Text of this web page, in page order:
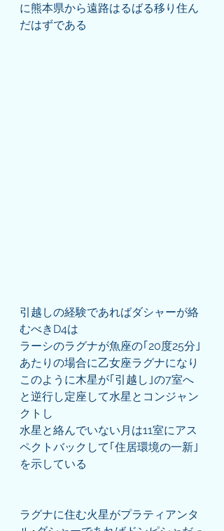
に熊本県から遠路はるばる移り住ん
だはずである
引越しの経験であればダシャーが絡
むべきD4は
ラーシのラグナが魚座の｢20度25分｣
あたりの場合に乙女座ラグナになり
このように木星が｢引越し｣の7室へ
と逆行し定座して水星とコンジャン
クトし
水星と絡んでいない月は11室にアス
ペクトバックして｢住居環境の一新｣
を示している
ラグナに住む火星がプラティアンタ